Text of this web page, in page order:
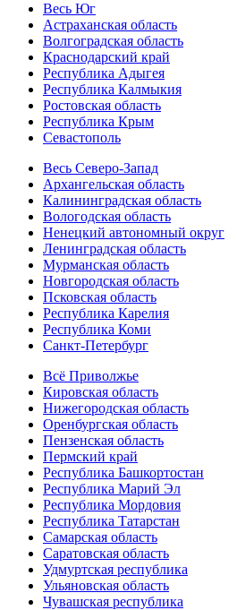
Весь Юг
Астраханская область
Волгоградская область
Краснодарский край
Республика Адыгея
Республика Калмыкия
Ростовская область
Республика Крым
Севастополь
Весь Северо-Запад
Архангельская область
Калининградская область
Вологодская область
Ненецкий автономный округ
Ленинградская область
Мурманская область
Новгородская область
Псковская область
Республика Карелия
Республика Коми
Санкт-Петербург
Всё Приволжье
Кировская область
Нижегородская область
Оренбургская область
Пензенская область
Пермский край
Республика Башкортостан
Республика Марий Эл
Республика Мордовия
Республика Татарстан
Самарская область
Саратовская область
Удмуртская республика
Ульяновская область
Чувашская республика